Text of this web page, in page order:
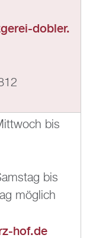
​dobler.​
bis
bis
mög­lich
​hof.​de